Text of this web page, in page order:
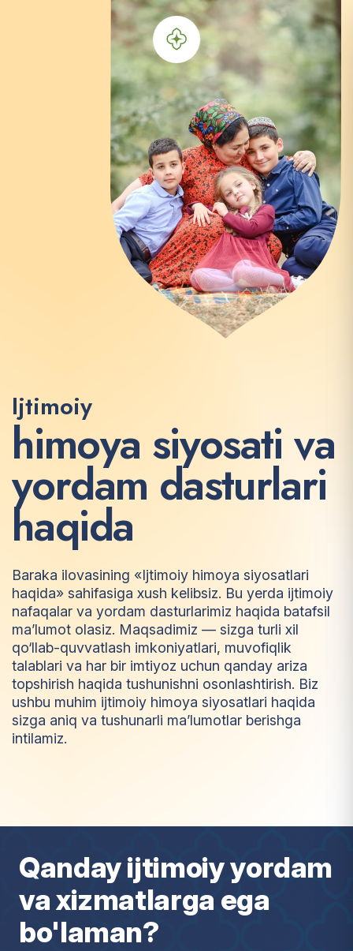
Ijtimoiy
himoya siyosati va
yordam dasturlari
haqida
Baraka ilovasining «Ijtimoiy himoya siyosatlari
haqida» sahifasiga xush kelibsiz. Bu yerda ijtimoiy
nafaqalar va yordam dasturlarimiz haqida batafsil
ma’lumot olasiz. Maqsadimiz — sizga turli xil
qo‘llab-quvvatlash imkoniyatlari, muvofiqlik
talablari va har bir imtiyoz uchun qanday ariza
topshirish haqida tushunishni osonlashtirish. Biz
ushbu muhim ijtimoiy himoya siyosatlari haqida
sizga aniq va tushunarli ma’lumotlar berishga
intilamiz.
mtiy oz
Qanday ijtimoiy yordam
va xizmatlarga ega
bo'laman?